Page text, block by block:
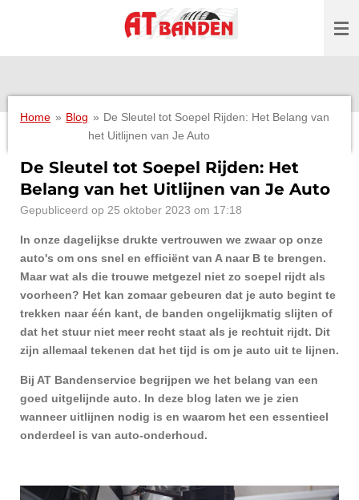
Home » Blog » De Sleutel tot Soepel Rijden: Het Belang van
het Uitlijnen van Je Auto
De Sleutel tot Soepel Rijden: Het
Belang van het Uitlijnen van Je Auto
Gepubliceerd op 25 oktober 2023 om 17:18
In onze dagelijkse drukte vertrouwen we zwaar op onze
auto's om ons snel en efficiënt van A naar B te brengen.
Maar wat als die trouwe metgezel niet zo soepel rijdt als
voorheen? Het kan zomaar gebeuren dat je auto begint te
trekken naar één kant, de banden ongelijkmatig slijten of
dat het stuur niet meer recht staat als je rechtuit rijdt. Dit
zijn allemaal tekenen dat het tijd is om je auto uit te lijnen.
Bij AT Bandenservice begrijpen we het belang van een
goed uitgelijnde auto. In deze blog laten we je zien
wanneer uitlijnen nodig is en waarom het een essentieel
onderdeel is van auto-onderhoud.